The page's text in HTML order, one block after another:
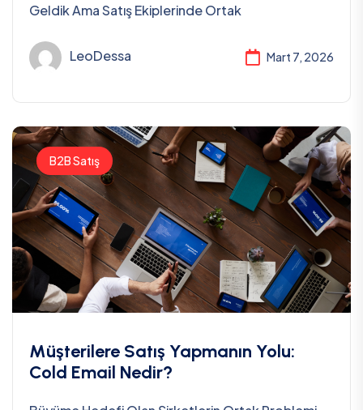
Geldik Ama Satış Ekiplerinde Ortak
LeoDessa Mart 7, 2026
B2B Satış
Müşterilere Satış Yapmanın Yolu:
Cold Email Nedir?